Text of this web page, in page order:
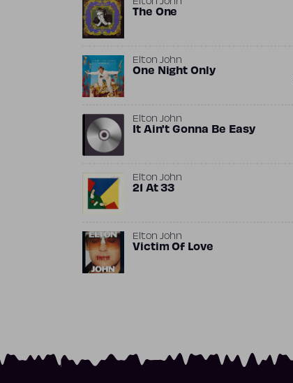
Elton John
The One
Elton John
One Night Only
Elton John
It Ain't Gonna Be Easy
Elton John
21 At 33
Elton John
Victim Of Love